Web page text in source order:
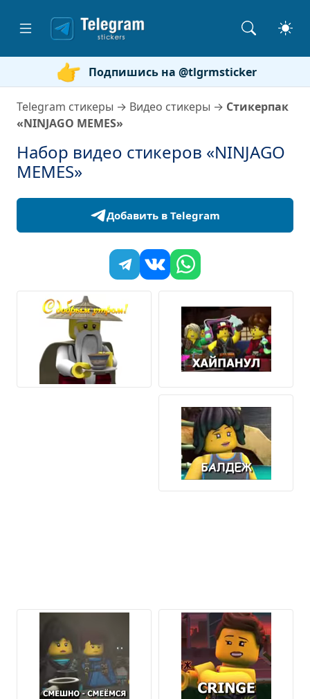
Подпишись на @tlgrmsticker
Telegram стикеры → Видео стикеры → Стикерпак
«NINJAGO MEMES»
Набор видео стикеров «NINJAGO
MEMES»
Добавить в Telegram